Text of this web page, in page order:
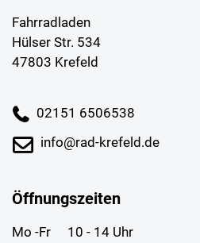
Fahrradladen
Hülser Str. 534
47803 Krefeld
02151 6506538
info@rad-krefeld.de
Öffnungszeiten
Mo -Fr
10 - 14 Uhr